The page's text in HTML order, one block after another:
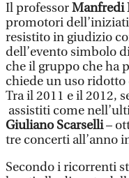
Il professorManfredi
promotori
resistito in giudizio
dell’evento simbolo
che il gruppo che ha
chiede un uso
Tra il 2011 e il 2012,
assistiti come
Giuliano Scarselli–
tre concerti all’anno
Secondo i ricorrenti